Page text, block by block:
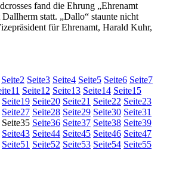
fand die Ehrung „Ehrenamt
statt. „Dallo“ staunte nicht
für Ehrenamt, Harald Kuhr,
Seite2 Seite3 Seite4 Seite5 Seite6 Seite7
11 Seite12 Seite13 Seite14 Seite15
Seite19 Seite20 Seite21 Seite22 Seite23
Seite27 Seite28 Seite29 Seite30 Seite31
Seite35 Seite36 Seite37 Seite38 Seite39
Seite43 Seite44 Seite45 Seite46 Seite47
Seite51 Seite52 Seite53 Seite54 Seite55